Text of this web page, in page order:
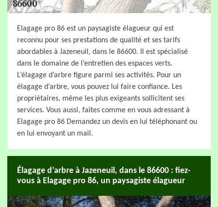
Elagage pro 86 est un paysagiste élagueur qui est
reconnu pour ses prestations de qualité et ses tarifs
abordables à Jazeneuil, dans le 86600. Il est spécialisé
dans le domaine de l’entretien des espaces verts.
L’élagage d’arbre figure parmi ses activités. Pour un
élagage d’arbre, vous pouvez lui faire confiance. Les
propriétaires, même les plus exigeants sollicitent ses
services. Vous aussi, faites comme en vous adressant à
Elagage pro 86 Demandez un devis en lui téléphonant ou
en lui envoyant un mail.
Élagage d’arbre à Jazeneuil, dans le 86600 : fiez-
vous à Elagage pro 86, un paysagiste élagueur